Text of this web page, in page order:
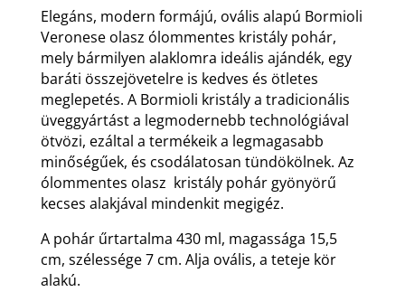
Elegáns, modern formájú, ovális alapú Bormioli
Veronese olasz ólommentes kristály pohár,
mely bármilyen alaklomra ideális ajándék, egy
baráti összejövetelre is kedves és ötletes
meglepetés. A Bormioli kristály a tradicionális
üveggyártást a legmodernebb technológiával
ötvözi, ezáltal a termékeik a legmagasabb
minőségűek, és csodálatosan tündökölnek. Az
ólommentes olasz kristály pohár gyönyörű
kecses alakjával mindenkit megigéz.
A pohár űrtartalma 430 ml, magassága 15,5
cm, szélessége 7 cm. Alja ovális, a teteje kör
alakú.